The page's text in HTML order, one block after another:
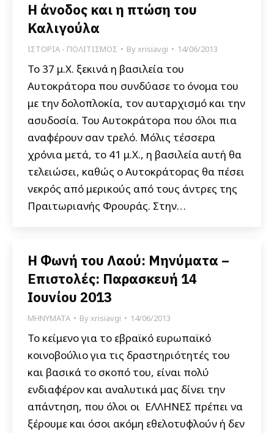
Η άνοδος και η πτώση του
Καλιγούλα
ΙΣΤΟΡΙΑ - ΠΟΛΙΤΙΣΜΟΣ Byxrisiavgi 14/06/2013
Το 37 μ.Χ. ξεκινά η βασιλεία του
Αυτοκράτορα που συνδύασε το όνομα του
με την δολοπλοκία, τον αυταρχισμό και την
ασυδοσία. Του Αυτοκράτορα που όλοι πια
αναφέρουν σαν τρελό. Μόλις τέσσερα
χρόνια μετά, το 41 μ.Χ., η βασιλεία αυτή θα
τελειώσει, καθώς ο Αυτοκράτορας θα πέσει
νεκρός από μερικούς από τους άντρες της
Πραιτωριανής Φρουράς. Στην…
Η Φωνή του Λαού: Μηνύματα –
Επιστολές: Παρασκευή 14
Ιουνίου 2013
ΜΗΝΥΜΑΤΑ Byxrisiavgi 14/06/2013
Το κείμενο για το εβραϊκό ευρωπαϊκό
κοινοβούλιο για τις δραστηριότητές του
και βασικά το σκοπό του, είναι πολύ
ενδιαφέρον και αναλυτικά μας δίνει την
απάντηση, που όλοι οι EΛΛΗΝΕΣ πρέπει να
ξέρουμε και όσοι ακόμη εθελοτυφλούν ή δεν